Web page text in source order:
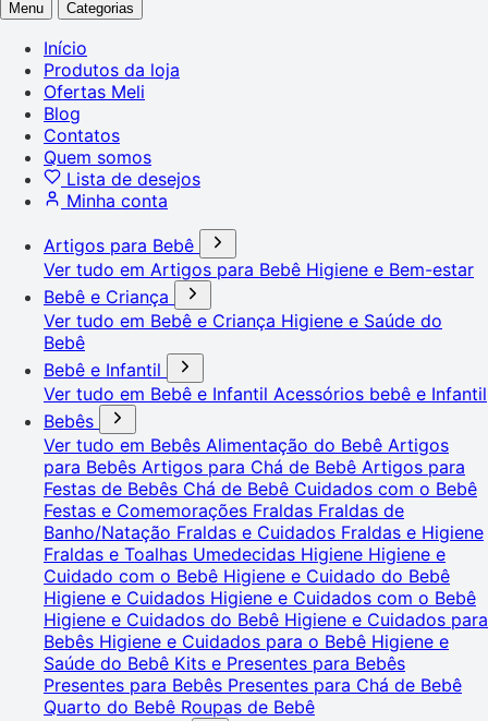
Menu Categorias
Início
Produtos da loja
Ofertas Meli
Blog
Contatos
Quem somos
Lista de desejos
Minha conta
Artigos para Bebê
Ver tudo em Artigos para Bebê Higiene e Bem-estar
Bebê e Criança
Ver tudo em Bebê e Criança Higiene e Saúde do
Bebê
Bebê e Infantil
Ver tudo em Bebê e Infantil Acessórios bebê e Infantil
Bebês
Ver tudo em Bebês Alimentação do Bebê Artigos
para Bebês Artigos para Chá de Bebê Artigos para
Festas de Bebês Chá de Bebê Cuidados com o Bebê
Festas e Comemorações Fraldas Fraldas de
Banho/Natação Fraldas e Cuidados Fraldas e Higiene
Fraldas e Toalhas Umedecidas Higiene Higiene e
Cuidado com o Bebê Higiene e Cuidado do Bebê
Higiene e Cuidados Higiene e Cuidados com o Bebê
Higiene e Cuidados do Bebê Higiene e Cuidados para
Bebês Higiene e Cuidados para o Bebê Higiene e
Saúde do Bebê Kits e Presentes para Bebês
Presentes para Bebês Presentes para Chá de Bebê
Quarto do Bebê Roupas de Bebê